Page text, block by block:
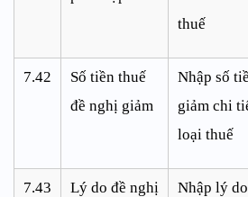
thuế
7.42
Số tiền thuế
đề nghị giảm
Nhập số
giảm chi
loại thuế
7.43
Lý do đề nghị
Nhập lý